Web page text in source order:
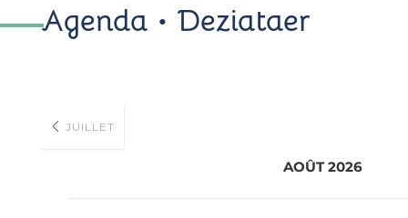
Agenda • Deziataer
JUILLET
AOÛT 2026